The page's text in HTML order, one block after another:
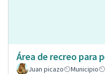
Área de recreo para
Juan picazo
Municipio